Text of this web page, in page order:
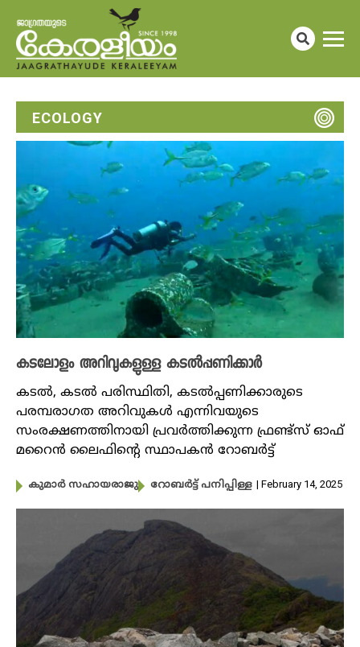
ECOLOGY
കടലോളം അറിവുകളുള്ള കടൽപ്പണിക്കാർ
കടൽ, കടൽ പരിസ്ഥിതി, കടൽപ്പണിക്കാരുടെ
പരമ്പരാ​ഗത അറിവുകൾ എന്നിവയുടെ
സംരക്ഷണത്തിനായി പ്രവർത്തിക്കുന്ന ഫ്രണ്ട്സ് ഓഫ്
മറൈൻ ലൈഫിന്റെ സ്ഥാപകൻ റോബർട്ട്
കുമാർ സഹായരാജു റോബർട്ട് പനിപ്പിള്ള | February 14, 2025